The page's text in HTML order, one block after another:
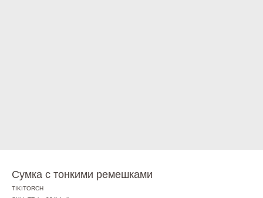
Сумка с тонкими ремешками
TIKITORCH